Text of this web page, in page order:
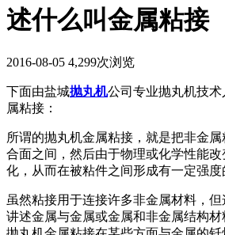
述什么叫金属粘接
2016-08-05 4,299次浏览
下面由盐城抛丸机公司专业抛丸机技
属粘接：
所谓的抛丸机金属粘接，就是把非金
合面之间，然后由于物理或化学性能
化，从而在被粘件之间形成有一定强度
虽然粘接用于连接许多非金属材料，但
讲述金属与金属或金属和非金属结构材